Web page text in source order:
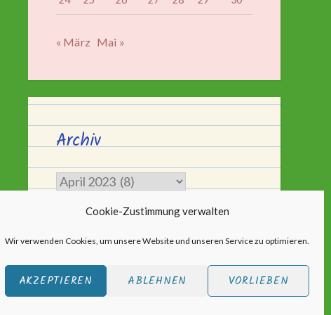
Cookie-Zustimmung verwalten
Wir verwenden Cookies, um unsere Website und unseren Service zu optimieren.
AKZEPTIEREN ABLEHNEN VORLIEBEN
« März Mai »
Archiv
Archiv